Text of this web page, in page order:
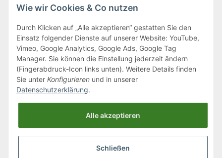
Klagenfurter Straße 29
9556 Liebenfels
Montag bis Donnerstag: 8:00 bis 16:30 Uhr
Freitag: 8:00 bis 12:00 Uhr
Tel.:0043 (0) 4262 50900
office@cncshop.at
Wie wir Cookies & Co nutzen
Durch Klicken auf „Alle akzeptieren“ gestatten Sie den
Einsatz folgender Dienste auf unserer Website: YouTube,
Vimeo, Google Analytics, Google Ads, Google Tag
Manager. Sie können die Einstellung jederzeit ändern
(Fingerabdruck-Icon links unten). Weitere Details finden
Sie unter Konfigurieren und in unserer
Datenschutzerklärung.
Alle akzeptieren
Schließen